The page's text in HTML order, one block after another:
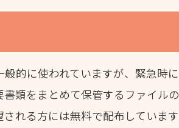
的に使われていますが、緊急時に
類をまとめて保管するファイルの
れる方には無料で配布しています